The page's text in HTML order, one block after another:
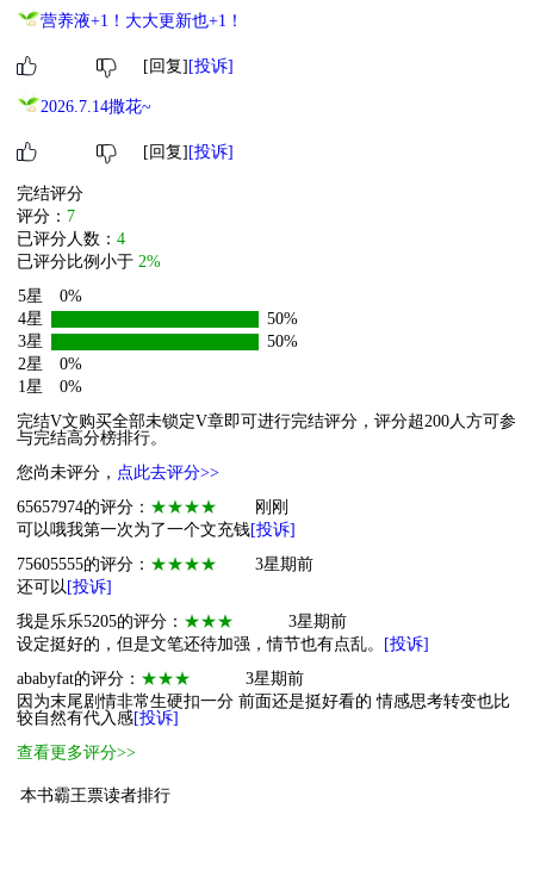
营养液+1！大大更新也+1！
[回复] [投诉]
2026.7.14撒花~
[回复] [投诉]
完结评分
评分： 7
已评分人数： 4
已评分比例小于 2%
5星
0%
4星
50%
3星
50%
2星
0%
1星
0%
完结V文购买全部未锁定V章即可进行完结评分，评分超200人方可参
与完结高分榜排行。
您尚未评分， 点此去评分>>
65657974的评分： ★★★★
刚刚
可以哦我第一次为了一个文充钱[投诉]
75605555的评分： ★★★★
3星期前
还可以 [投诉]
我是乐乐5205的评分： ★★★
3星期前
设定挺好的，但是文笔还待加强，情节也有点乱。
[投诉]
ababyfat的评分： ★★★
3星期前
因为末尾剧情非常生硬扣一分 前面还是挺好看的 情感思考转变也比
较自然有代入感[投诉]
查看更多评分>>
本书霸王票读者排行